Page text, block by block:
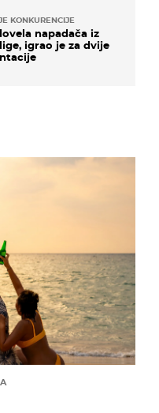
KONKURENCIJE
napadača iz
igrao je za dvije